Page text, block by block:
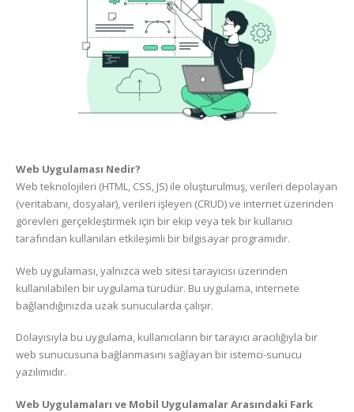
Web Uygulaması Nedir?
Web teknolojileri (HTML, CSS, JS) ile oluşturulmuş, verileri depolayan
(veritabanı, dosyalar), verileri işleyen (CRUD) ve internet üzerinden
görevleri gerçekleştirmek için bir ekip veya tek bir kullanıcı
tarafından kullanılan etkileşimli bir bilgisayar programıdır.
Web uygulaması, yalnızca web sitesi tarayıcısı üzerinden
kullanılabilen bir uygulama türüdür. Bu uygulama, internete
bağlandığınızda uzak sunucularda çalışır.
Dolayısıyla bu uygulama, kullanıcıların bir tarayıcı aracılığıyla bir
web sunucusuna bağlanmasını sağlayan bir istemci-sunucu
yazılımıdır.
Web Uygulamaları ve Mobil Uygulamalar Arasındaki Fark